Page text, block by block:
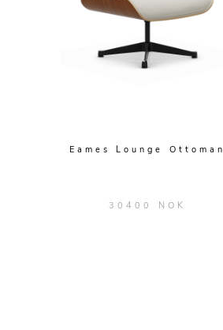
Eames Lounge Ottoman
30400 NOK